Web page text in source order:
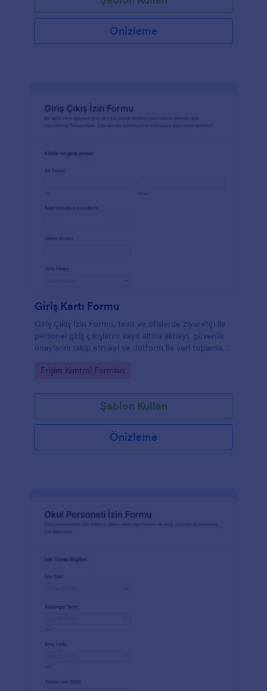
Önizleme
Giriş Kartı Formu
Giriş Çıkış İzin Formu, tesis ve ofislerde ziyaretçi ile
personel giriş çıkışlarını kayıt altına almayı, güvenlik
onaylarını takip etmeyi ve Jotform ile veri toplama
Go to Category:
Erişim Kontrol Formları
Şablon Kullan
Önizleme